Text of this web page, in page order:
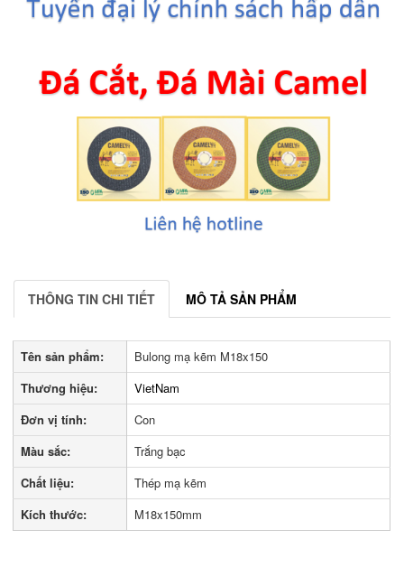
THÔNG TIN CHI TIẾT MÔ TẢ SẢN PHẨM
Tên sản phẩm:
Bulong mạ kẽm M18x150
Thương hiệu:
VietNam
Đơn vị tính:
Con
Màu sắc:
Trắng bạc
Chất liệu:
Thép mạ kẽm
Kích thước:
M18x150mm